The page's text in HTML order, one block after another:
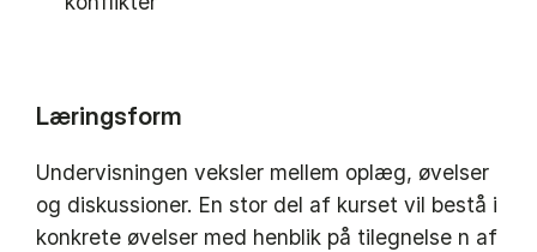
Læringsform
Undervisningen veksler mellem oplæg, øvelser
og diskussioner. En stor del af kurset vil bestå i
konkrete øvelser med henblik på tilegnelse n af